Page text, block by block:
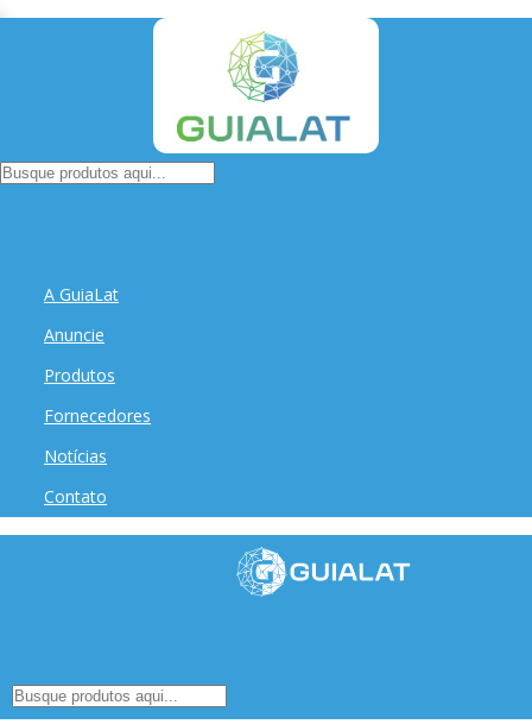
A GuiaLat
Anuncie
Produtos
Fornecedores
Notícias
Contato